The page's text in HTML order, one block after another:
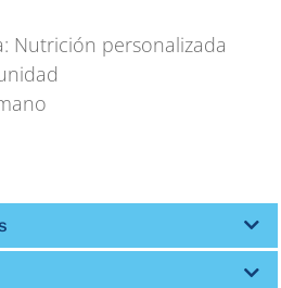
Nutrición personalizada